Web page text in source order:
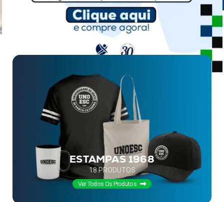
ESTAMPAS 1968
18PRODUTOS
Ver Todos Os Produtos